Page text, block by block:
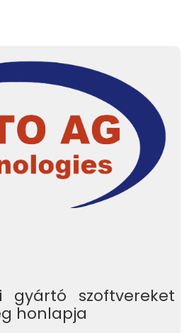
gyártó szoftvereket
honlapja